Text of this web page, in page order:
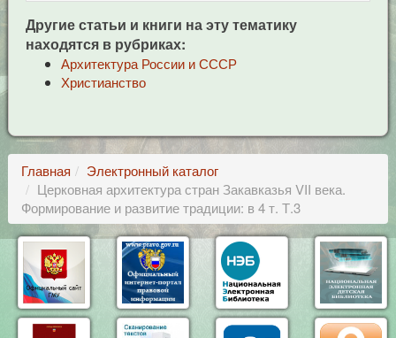
Другие статьи и книги на эту тематику
находятся в рубриках:
Архитектура России и СССР
Христианство
Главная
Электронный каталог
Церковная архитектура стран Закавказья VII века.
Формирование и развитие традиции: в 4 т. Т.3